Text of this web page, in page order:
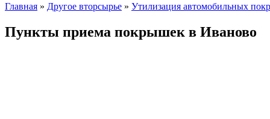
Главная » Другое вторсырье » Утилизация автомобильных
Пункты приема покрышек в Иваново